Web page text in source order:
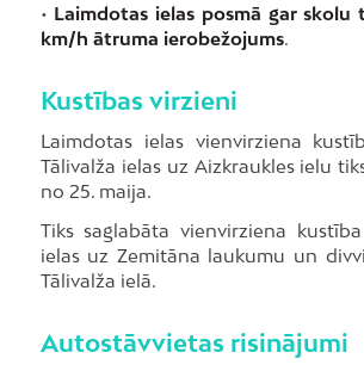
• Laimdotas ielas posmā gar skolu
km/h ātruma ierobežojums.
Kustības virzieni
Laimdotas ielas vienvirziena
Tālivalža ielas uz Aizkraukles ielu
no 25. maija.
Tiks saglabāta vienvirziena
ielas uz Zemitāna laukumu un
Tālivalža ielā.
Autostāvvietas risinājumi